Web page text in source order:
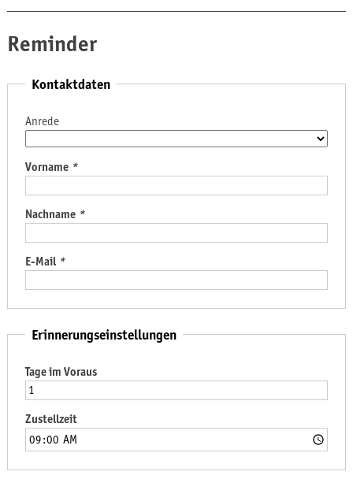
Reminder
Kontaktdaten
Anrede
Vorname *
Nachname *
E-Mail *
Erinnerungseinstellungen
Tage im Voraus
Zustellzeit